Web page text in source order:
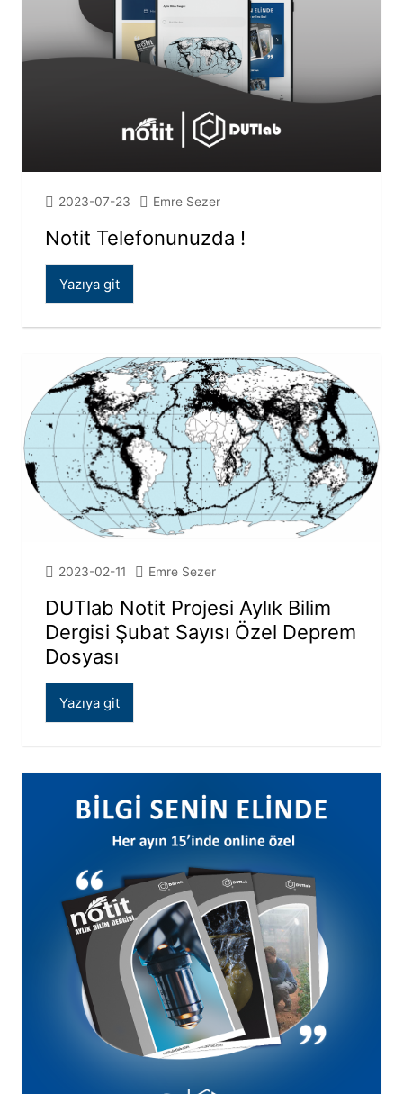
2023-07-23 Emre Sezer
Notit Telefonunuzda !
Yazıya git
2023-02-11 Emre Sezer
DUTlab Notit Projesi Aylık Bilim
Dergisi Şubat Sayısı Özel Deprem
Dosyası
Yazıya git